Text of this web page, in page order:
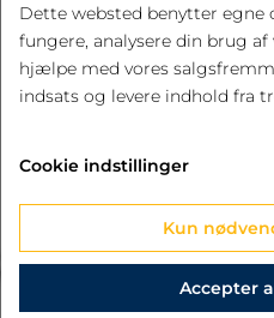
‹
Dette websted benytter egne
fungere, analysere din brug
hjælpe med vores
indsats og levere indhold fra
Cookie indstillinger
Kun
Accepter